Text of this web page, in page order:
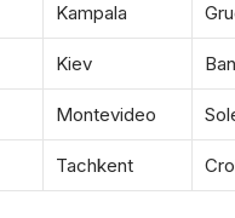
Kampala
Kiev
Montevideo
Tachkent